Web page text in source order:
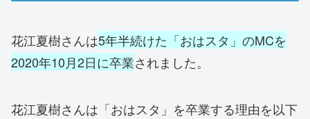
花江夏樹さんは5年半続けた「おはスタ」のMCを
2020年10月2日に卒業されました。
花江夏樹さんは「おはスタ」を卒業する理由を以下